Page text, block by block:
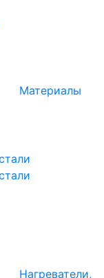
Материалы
Нагреватели,